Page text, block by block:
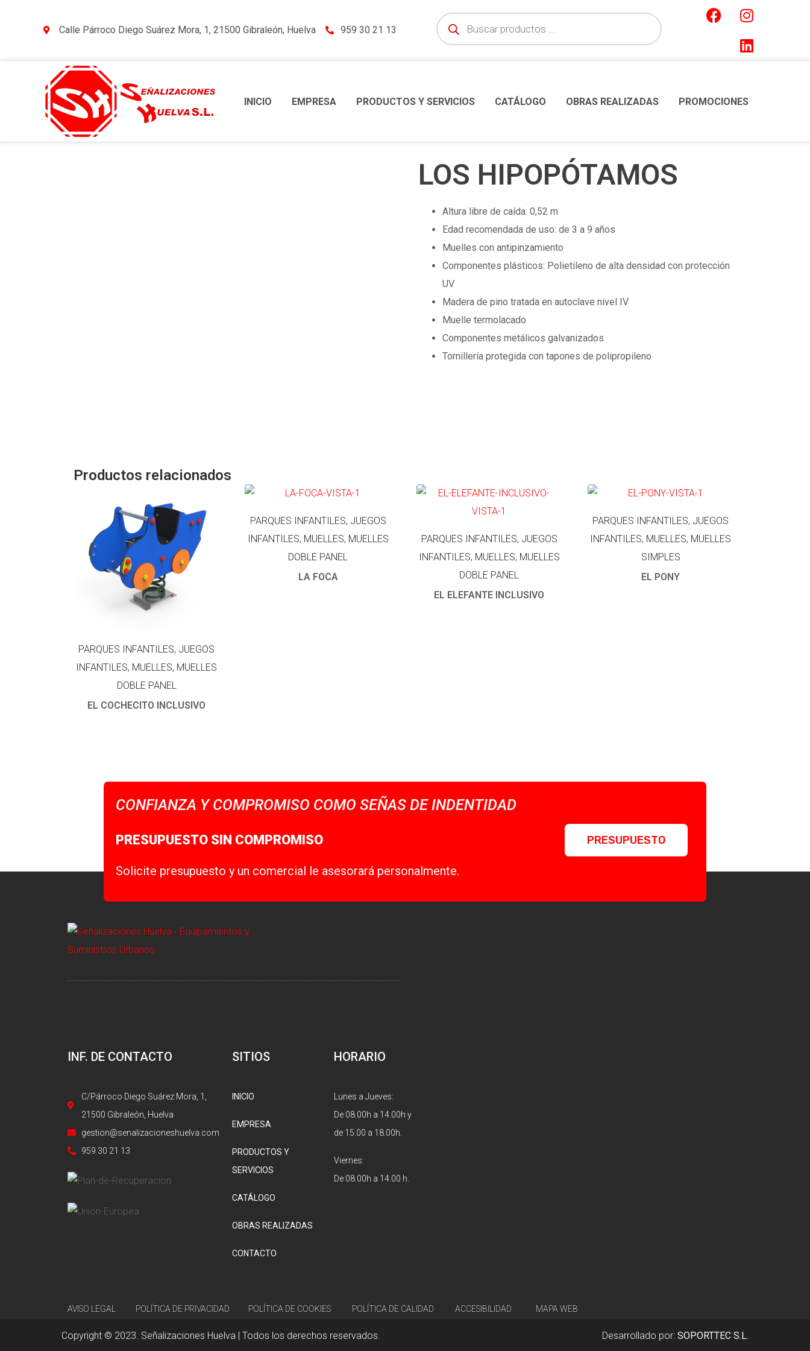
Calle Párroco Diego Suárez Mora, 1, 21500 Gibraleón, Huelva 959 30 21 13
INICIO EMPRESA PRODUCTOS Y SERVICIOS CATÁLOGO OBRAS REALIZADAS PROMOCIONES
LOS HIPOPÓTAMOS
Altura libre de caída: 0,52 m
Edad recomendada de uso: de 3 a 9 años
Muelles con antipinzamiento
Componentes plásticos: Polietileno de alta densidad con protección
UV
Madera de pino tratada en autoclave nivel IV
Muelle termolacado
Componentes metálicos galvanizados
Tornillería protegida con tapones de polipropileno
Productos relacionados
PARQUES INFANTILES, JUEGOS
INFANTILES, MUELLES, MUELLES
DOBLE PANEL
EL COCHECITO INCLUSIVO
PARQUES INFANTILES, JUEGOS
INFANTILES, MUELLES, MUELLES
DOBLE PANEL
LA FOCA
PARQUES INFANTILES, JUEGOS
INFANTILES, MUELLES, MUELLES
DOBLE PANEL
EL ELEFANTE INCLUSIVO
PARQUES INFANTILES, JUEGOS
INFANTILES, MUELLES, MUELLES
SIMPLES
EL PONY
CONFIANZA Y COMPROMISO COMO SEÑAS DE INDENTIDAD
PRESUPUESTO SIN COMPROMISO
Solicite presupuesto y un comercial le asesorará personalmente.
PRESUPUESTO
INF. DE CONTACTO
C/Párroco Diego Suárez Mora, 1,
21500 Gibraleón, Huelva
gestion@senalizacioneshuelva.com
959 30 21 13
SITIOS
INICIO
EMPRESA
PRODUCTOS Y
SERVICIOS
CATÁLOGO
OBRAS REALIZADAS
CONTACTO
HORARIO
Lunes a Jueves:
De 08.00h a 14.00h y
de 15.00 a 18.00h.
Viernes:
De 08.00h a 14.00 h.
AVISO LEGAL POLÍTICA DE PRIVACIDAD POLÍTICA DE COOKIES POLÍTICA DE CALIDAD ACCESIBILIDAD MAPA WEB
Copyright © 2023. Señalizaciones Huelva | Todos los derechos reservados. Desarrollado por: SOPORTTEC S.L.